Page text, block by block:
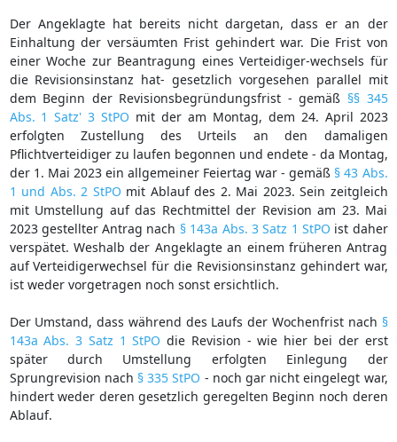
Der Angeklagte hat bereits nicht dargetan, dass er an der
Einhaltung der versäumten Frist gehindert war. Die Frist von
einer Woche zur Beantragung eines Verteidiger-wechsels für
die Revisionsinstanz hat- gesetzlich vorgesehen parallel mit
dem Beginn der Revisionsbegründungsfrist - gemäß §§ 345
Abs. 1 Satz' 3 StPO mit der am Montag, dem 24. April 2023
erfolgten Zustellung des Urteils an den damaligen
Pflichtverteidiger zu laufen begonnen und endete - da Montag,
der 1. Mai 2023 ein allgemeiner Feiertag war - gemäß § 43 Abs.
1 und Abs. 2 StPO mit Ablauf des 2. Mai 2023. Sein zeitgleich
mit Umstellung auf das Rechtmittel der Revision am 23. Mai
2023 gestellter Antrag nach § 143a Abs. 3 Satz 1 StPO ist daher
verspätet. Weshalb der Angeklagte an einem früheren Antrag
auf Verteidigerwechsel für die Revisionsinstanz gehindert war,
ist weder vorgetragen noch sonst ersichtlich.
Der Umstand, dass während des Laufs der Wochenfrist nach §
143a Abs. 3 Satz 1 StPO die Revision - wie hier bei der erst
später durch Umstellung erfolgten Einlegung der
Sprungrevision nach § 335 StPO - noch gar nicht eingelegt war,
hindert weder deren gesetzlich geregelten Beginn noch deren
Ablauf.